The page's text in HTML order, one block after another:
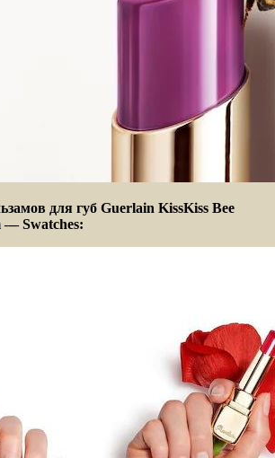
для губ Guerlain KissKiss Bee
— Swatches: